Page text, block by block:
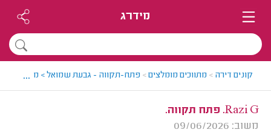
מידרג
קונים דירה > מתווכים מומלצים> פתח-תקווה - גבעת שמואל > מתווך
...
Razi G. פתח תקווה.
משוב: 09/06/2026